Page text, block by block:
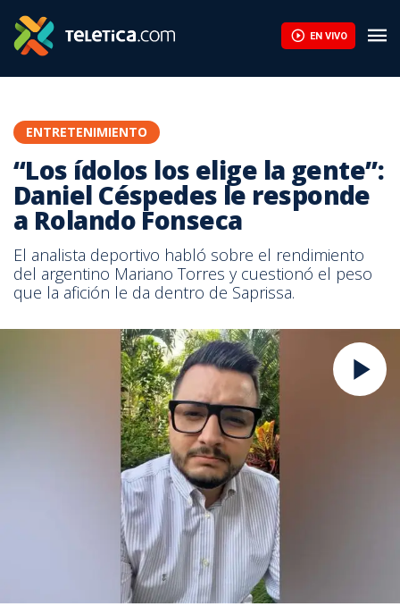
EN VIVO
ENTRETENIMIENTO
“Los ídolos los elige la gente”:
Daniel Céspedes le responde
a Rolando Fonseca
El analista deportivo habló sobre el rendimiento
del argentino Mariano Torres y cuestionó el peso
que la afición le da dentro de Saprissa.